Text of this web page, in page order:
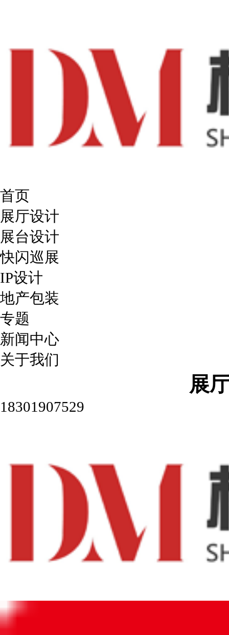
首页
展厅设计
展台设计
快闪巡展
IP设计
地产包装
专题
新闻中心
关于我们
展
18301907529